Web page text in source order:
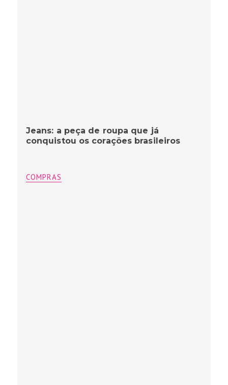
Jeans: a peça de roupa que já
conquistou os corações brasileiros
COMPRAS